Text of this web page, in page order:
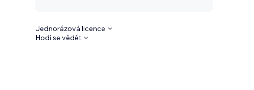
Jednorázová licence
Hodí se vědět